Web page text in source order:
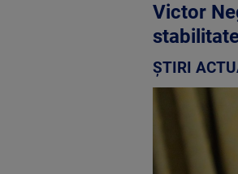
Victor
ȘTIRI